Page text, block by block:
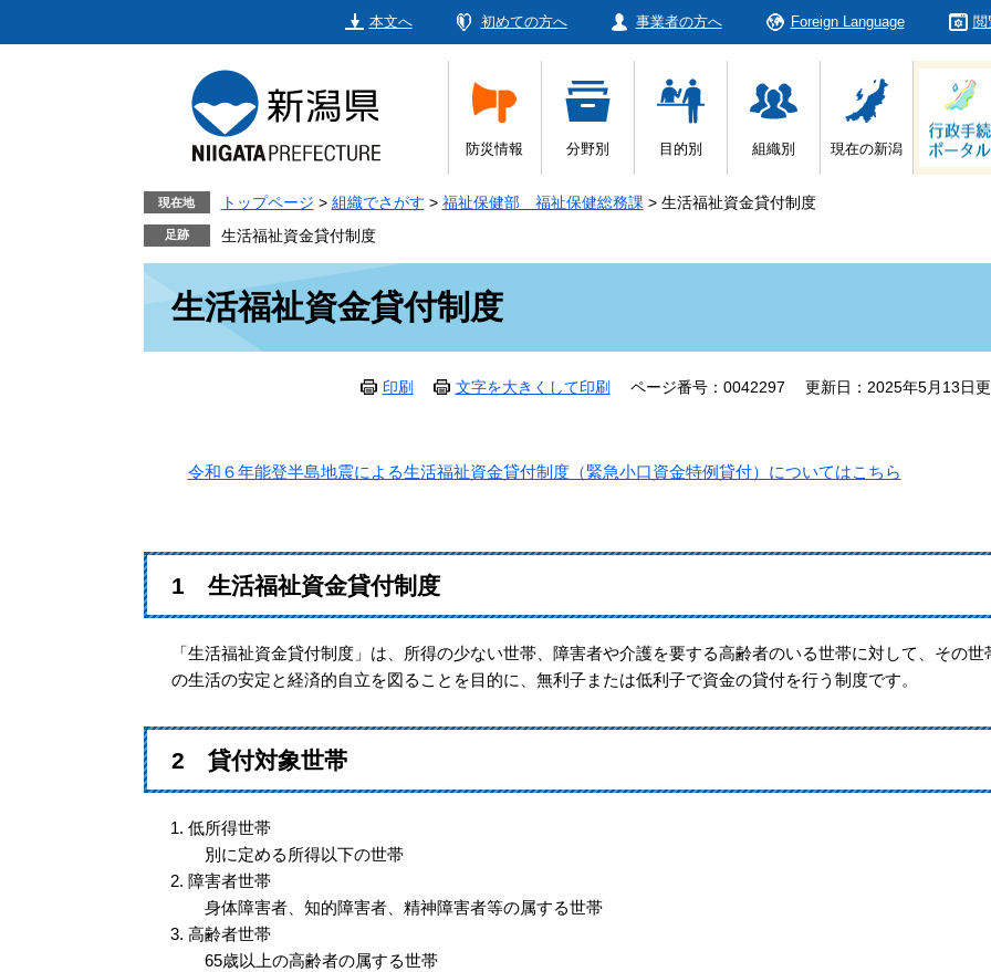
本文へ 初めての方へ 事業者の方へ Foreign Language 閲
防災情報 分野別 目的別 組織別 現在の新潟
現在地 トップページ > 組織でさがす > 福祉保健部 福祉保健総務課 > 生活福祉資金貸付制度
生活福祉資金貸付制度
生活福祉資金貸付制度
印刷 文字を大きくして印刷 ページ番号：0042297 更新日：2025年5月13日
令和６年能登半島地震による生活福祉資金貸付制度（緊急小口資金特例貸付）についてはこちら
1 生活福祉資金貸付制度
「生活福祉資金貸付制度」は、所得の少ない世帯、障害者や介護を要する高齢者のいる世帯に対して、その世
の生活の安定と経済的自立を図ることを目的に、無利子または低利子で資金の貸付を行う制度です。
2 貸付対象世帯
低所得世帯
別に定める所得以下の世帯
障害者世帯
身体障害者、知的障害者、精神障害者等の属する世帯
高齢者世帯
65歳以上の高齢者の属する世帯